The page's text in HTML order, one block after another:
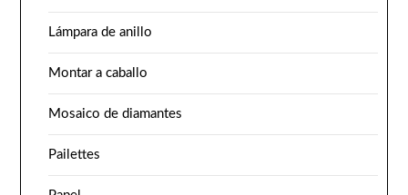
Lámpara de anillo
Montar a caballo
Mosaico de diamantes
Pailettes